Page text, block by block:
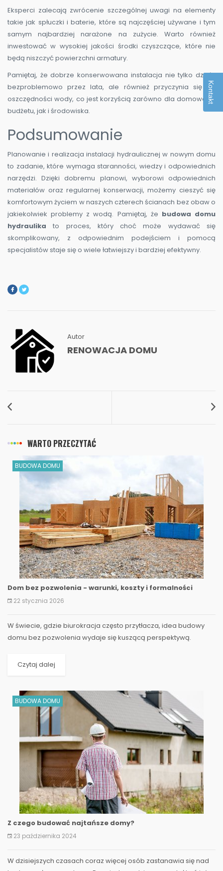
Eksperci zalecają zwrócenie szczególnej uwagi na elementy
takie jak spłuczki i baterie, które są najczęściej używane i tym
samym najbardziej narażone na zużycie. Warto również
inwestować w wysokiej jakości środki czyszczące, które nie
będą niszczyć powierzchni armatury.
Pamiętaj, że dobrze konserwowana instalacja nie tylko działa
bezproblemowo przez lata, ale również przyczynia się do
oszczędności wody, co jest korzyścią zarówno dla domowego
budżetu, jak i środowiska.
Podsumowanie
Planowanie i realizacja instalacji hydraulicznej w nowym domu
to zadanie, które wymaga staranności, wiedzy i odpowiednich
narzędzi. Dzięki dobremu planowi, wyborowi odpowiednich
materiałów oraz regularnej konserwacji, możemy cieszyć się
komfortowym życiem w naszych czterech ścianach bez obaw o
jakiekolwiek problemy z wodą. Pamiętaj, że budowa domu
hydraulika to proces, który choć może wydawać się
skomplikowany, z odpowiednim podejściem i pomocą
specjalistów staje się o wiele łatwiejszy i bardziej efektywny.
Autor
RENOWACJA DOMU
WARTO PRZECZYTAĆ
BUDOWA DOMU
Dom bez pozwolenia - warunki, koszty i formalności
22 stycznia 2026
W świecie, gdzie biurokracja często przytłacza, idea budowy
domu bez pozwolenia wydaje się kuszącą perspektywą.
Czytaj dalej
BUDOWA DOMU
Z czego budować najtańsze domy?
23 października 2024
W dzisiejszych czasach coraz więcej osób zastanawia się nad
Kontakt